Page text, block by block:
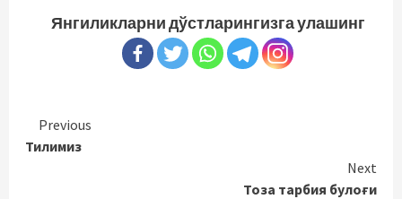
Янгиликларни дўстларингизга улашинг
Continue
Reading
Previous
Тилимиз
Next
Тоза тарбия булоғи